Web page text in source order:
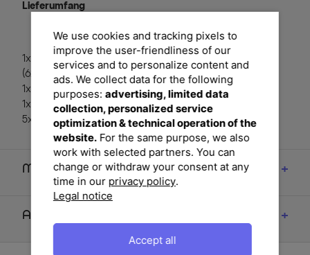
Lieferumfang
1x Esstisch 'Provence', xerix/natur, ca. Ø 150 x 74 cm
(62299010+53385200)
1x Granitinlay
1x Eiskühler
5x Stapelsessel Alice, xerix / schwarz (65292010)
Maße
Artikelmerkmale & Materialien
We use cookies and tracking pixels to
improve the user-friendliness of our
services and to personalize content and
ads. We collect data for the following
purposes: advertising, limited data
collection, personalized service
optimization & technical operation of the
website.For the same purpose, we also
work with selected partners. You can
change or withdraw your consent at any
time in our privacy policy.
Legal notice
Accept all